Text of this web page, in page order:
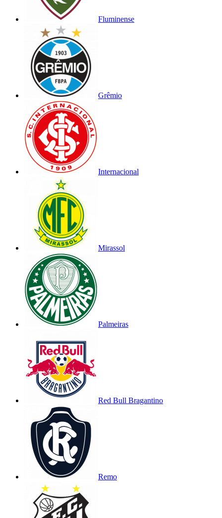
Fluminense
Grêmio
Internacional
Mirassol
Palmeiras
Red Bull Bragantino
Remo